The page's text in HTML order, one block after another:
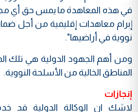
في هذه المعاهدة ما يمس حق أي
إبرام معاهدات إقليمية من أجل
نووية في أراضيها".
ومن أهم الجهود الدولية هي تلك
المناطق الخالية من الأسلحة النووية.
إنجازات
لاشك ان الوكالة الدولية قد